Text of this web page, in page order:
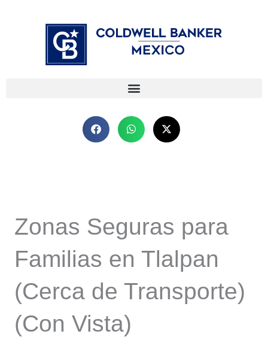
Zonas Seguras para
Familias en Tlalpan
(Cerca de Transporte)
(Con Vista)